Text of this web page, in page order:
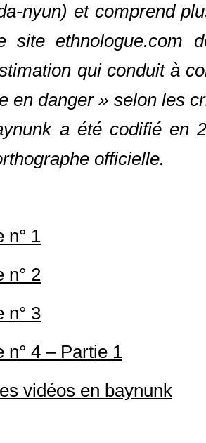
nyun) et comprend
site ethnologue.com
qui conduit à
en danger » selon les
a été codifié en
officielle.
n° 1
n° 2
n° 3
n° 4 – Partie 1
vidéos en baynunk